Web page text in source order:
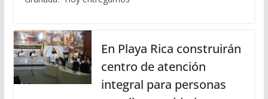
En Playa Rica construirán
centro de atención
integral para personas